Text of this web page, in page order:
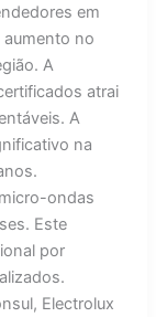
em
aumento no
A
atrai
A
na
ondas
Este
por
Electrolux